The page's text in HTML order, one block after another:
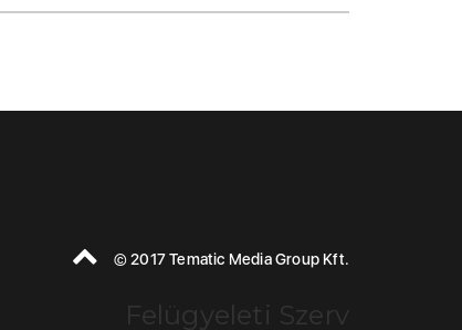
© 2017 Tematic Media Group Kft.
Felügyeleti Szerv